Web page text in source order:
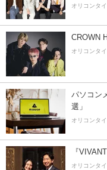
オリコンタ
CROWN
オリコンタ
パソコン
選」
オリコンタ
『
オリコンタ